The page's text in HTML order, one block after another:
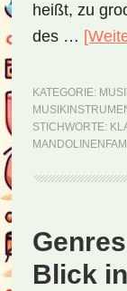
heißt, zu
des …
KATEGORIE:
STICHWORTE:
Blick